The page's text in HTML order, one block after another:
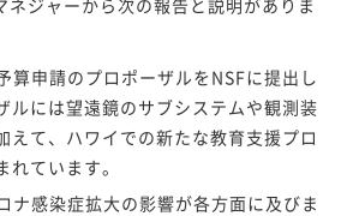
算申請のプロポーザルをNSFに提出し
ルには望遠鏡のサブシステムや観測装
えて、ハワイでの新たな教育支援プロ
ています。
ナ感染症拡大の影響が各方面に及びま